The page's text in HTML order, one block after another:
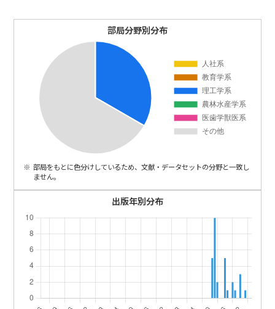
部局分野別分布
部局をもとに色分けしているため、文献・データセットの分野と一致し
ません。
出版年別分布
ENGLISH